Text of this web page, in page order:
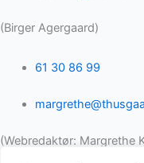
(Birger Agergaard)
61 30 86 99
(Webredaktør: Margrethe